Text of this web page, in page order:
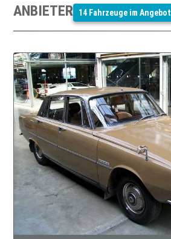
ANBIETER 14 Fahrzeuge im Angebot